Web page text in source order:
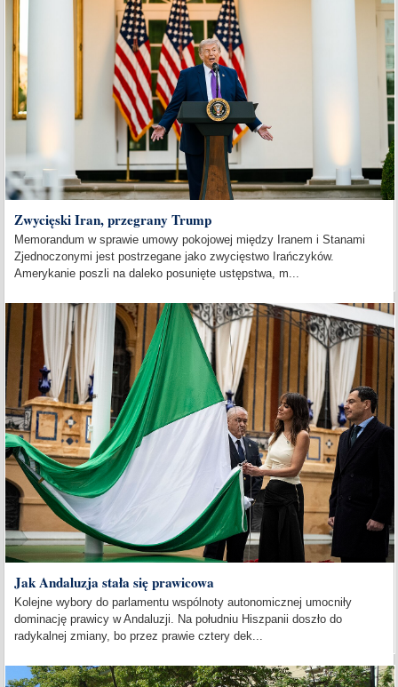
Zwycięski Iran, przegrany Trump
Memorandum w sprawie umowy pokojowej między Iranem i Stanami
Zjednoczonymi jest postrzegane jako zwycięstwo Irańczyków.
Amerykanie poszli na daleko posunięte ustępstwa, m...
Jak Andaluzja stała się prawicowa
Kolejne wybory do parlamentu wspólnoty autonomicznej umocniły
dominację prawicy w Andaluzji. Na południu Hiszpanii doszło do
radykalnej zmiany, bo przez prawie cztery dek...